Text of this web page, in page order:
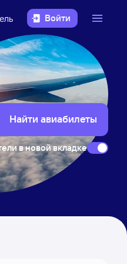
Войти
Найти авиабилеты
в новой вкладке